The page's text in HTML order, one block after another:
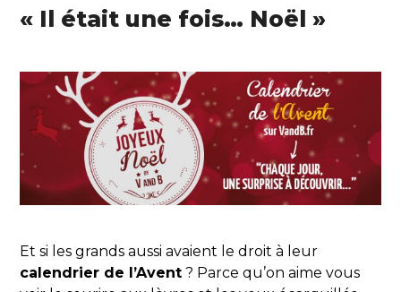
« Il était une fois… Noël »
Et si les grands aussi avaient le droit à leur
calendrier de l’Avent ? Parce qu’on aime vous